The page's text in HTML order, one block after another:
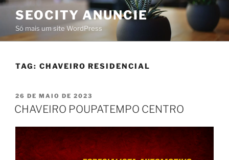
SEOCITY ANUNCIE
Só mais um site WordPress
TAG: CHAVEIRO RESIDENCIAL
26 DE MAIO DE 2023
CHAVEIRO POUPATEMPO CENTRO